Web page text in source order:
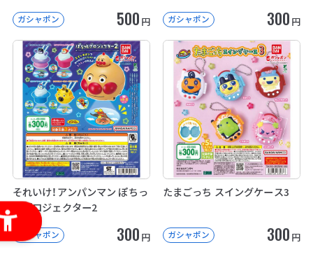
ガシャポン 500 円 ガシャポン 300 円
それいけ！アンパンマン ぽちっ
とプロジェクター2
ガシャポン 300 円
たまごっち スイングケース3
ガシャポン 300 円